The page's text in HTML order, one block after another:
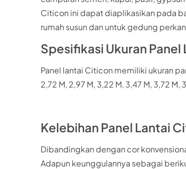
Citicon ini dapat diaplikasikan pada
rumah susun dan untuk gedung
Spesifikasi Ukuran
Panel lantai Citicon memiliki ukuran
2,72 M, 2,97 M, 3,22 M, 3,47 M, 3,72
Kelebihan Panel Lantai
Dibandingkan dengan cor
Adapun keunggulannya sebagai